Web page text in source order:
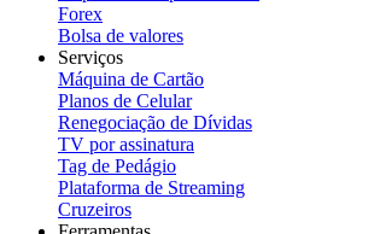
Forex
Bolsa de valores
Serviços
Máquina de Cartão
Planos de Celular
Renegociação de Dívidas
TV por assinatura
Tag de Pedágio
Plataforma de Streaming
Cruzeiros